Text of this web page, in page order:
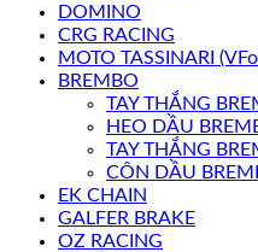
DOMINO
CRG RACING
MOTO TASSINARI
BREMBO
TAY THẮNG
HEO DẦU
TAY THẮNG
CÔN DẦU
EK CHAIN
GALFER BRAKE
OZ RACING